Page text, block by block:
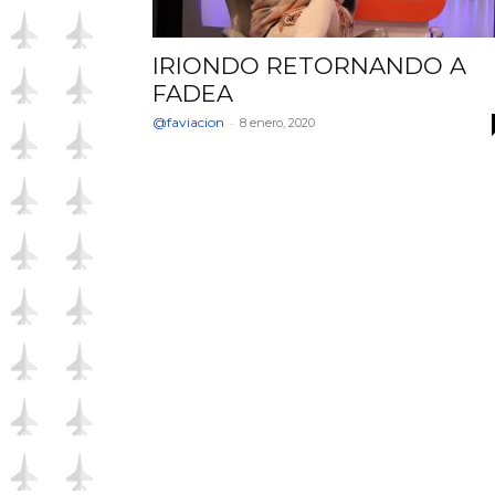
IRIONDO RETORNANDO A
FADEA
@faviacion - 8 enero, 2020